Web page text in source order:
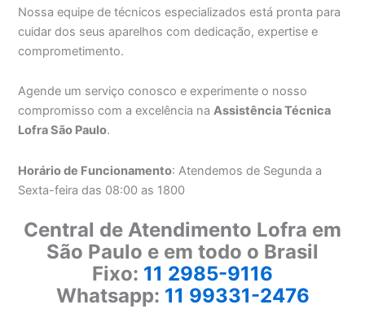
Nossa equipe de técnicos especializados está pronta para
cuidar dos seus aparelhos com dedicação, expertise e
comprometimento.
Agende um serviço conosco e experimente o nosso
compromisso com a excelência naAssistência Técnica
Lofra São Paulo.
Horário de Funcionamento: Atendemos de Segunda a
Sexta-feira das 08:00 as 1800
Central de Atendimento Lofra em
São Paulo e em todo o Brasil
Fixo: 11 2985-9116
Whatsapp: 11 99331-2476